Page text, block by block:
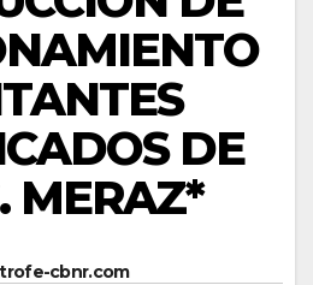
DE
MERAZ*
cbnr.com